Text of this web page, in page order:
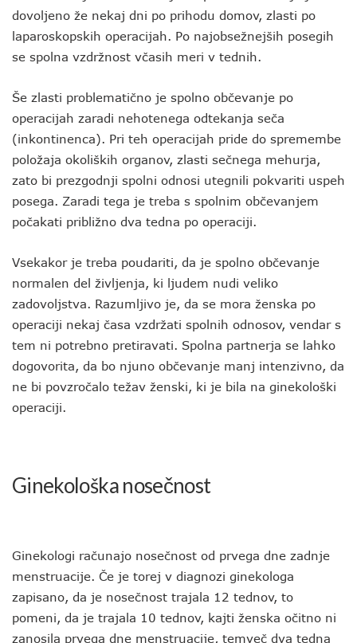
dovoljeno že nekaj dni po prihodu domov, zlasti po
laparoskopskih operacijah. Po najobsežnejših posegih
se spolna vzdržnost včasih meri v tednih.
Še zlasti problematično je spolno občevanje po
operacijah zaradi nehotenega odtekanja seča
(inkontinenca). Pri teh operacijah pride do spremembe
položaja okoliških organov, zlasti sečnega mehurja,
zato bi prezgodnji spolni odnosi utegnili pokvariti uspeh
posega. Zaradi tega je treba s spolnim občevanjem
počakati približno dva tedna po operaciji.
Vsekakor je treba poudariti, da je spolno občevanje
normalen del življenja, ki ljudem nudi veliko
zadovoljstva. Razumljivo je, da se mora ženska po
operaciji nekaj časa vzdržati spolnih odnosov, vendar s
tem ni potrebno pretiravati. Spolna partnerja se lahko
dogovorita, da bo njuno občevanje manj intenzivno, da
ne bi povzročalo težav ženski, ki je bila na ginekološki
operaciji.
Ginekološka nosečnost
Ginekologi računajo nosečnost od prvega dne zadnje
menstruacije. Če je torej v diagnozi ginekologa
zapisano, da je nosečnost trajala 12 tednov, to
pomeni, da je trajala 10 tednov, kajti ženska očitno ni
zanosila prvega dne menstruacije, temveč dva tedna